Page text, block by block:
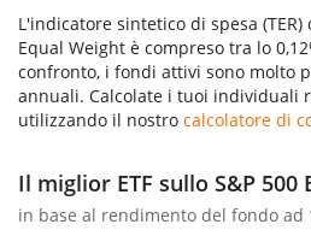
L'indicatore sintetico di spesa (TER)
Equal Weight è compreso tra lo
confronto, i fondi attivi sono molto
annuali. Calcolate i tuoi individuali
utilizzando il nostro calcolatore di
Il miglior ETF sullo S&P 500
in base al rendimento del fondo ad